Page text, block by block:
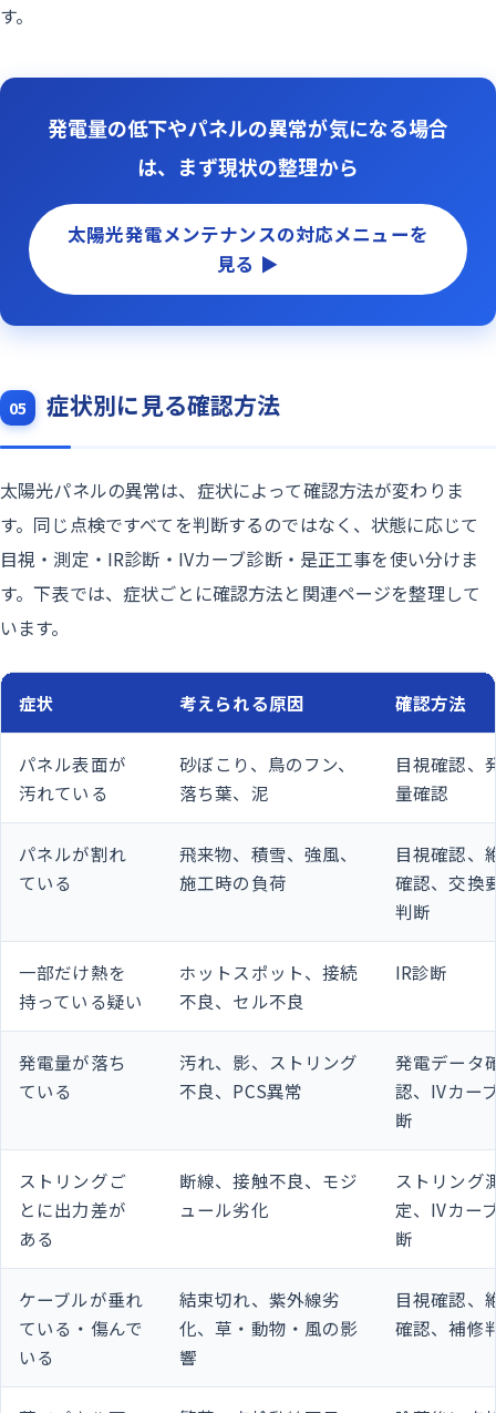
す。
発電量の低下やパネルの異常が気になる場合
は、まず現状の整理から
太陽光発電メンテナンスの対応メニューを
見る ▶
05 症状別に見る確認方法
太陽光パネルの異常は、症状によって確認方法が変わりま
す。同じ点検ですべてを判断するのではなく、状態に応じて
目視・測定・IR診断・IVカーブ診断・是正工事を使い分けま
す。下表では、症状ごとに確認方法と関連ページを整理して
います。
症状 考えられる原因 確認方法
パネル表面が
汚れている
砂ぼこり、鳥のフン、
落ち葉、泥
目視確認、
量確認
パネルが割れ
ている
飛来物、積雪、強風、
施工時の負荷
目視確認、
確認、交換
判断
一部だけ熱を
持っている疑い
ホットスポット、接続
不良、セル不良
IR診断
発電量が落ち
ている
汚れ、影、ストリング
不良、PCS異常
発電データ
認、IVカー
断
ストリングご
とに出力差が
ある
断線、接触不良、モジ
ュール劣化
ストリング
定、IVカー
断
ケーブルが垂れ
ている・傷んで
いる
結束切れ、紫外線劣
化、草・動物・風の影
響
目視確認、
確認、補修